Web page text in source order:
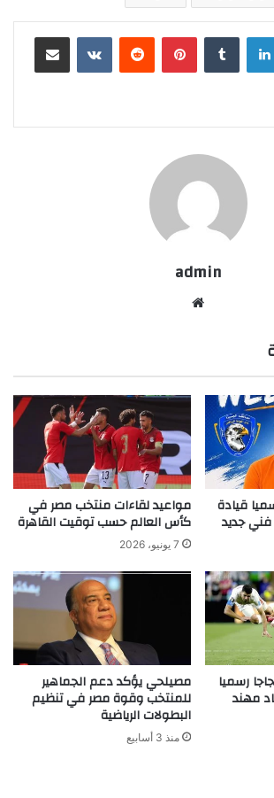
لينكدإن بينتيريست مشاركة عبر البريد
admin
قيادة
فني جديد
مواعيد لقاءات منتخب مصر في
كأس العالم حسب توقيت القاهرة
7 يونيو، 2026
رسميا
مهند
مصيلحي يؤكد دعم الجماهير
للمنتخب وقوة مصر في تنظيم
البطولات الرياضية
منذ 3 أسابيع